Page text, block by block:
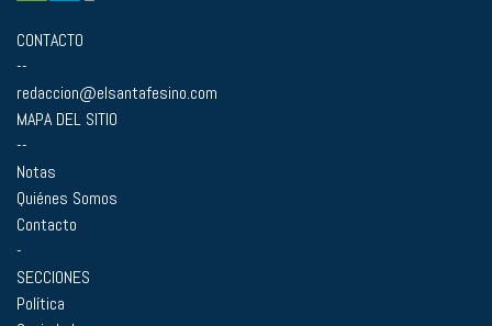
CONTACTO
--
redaccion@elsantafesino.com
MAPA DEL SITIO
--
Notas
Quiénes Somos
Contacto
-
SECCIONES
Política